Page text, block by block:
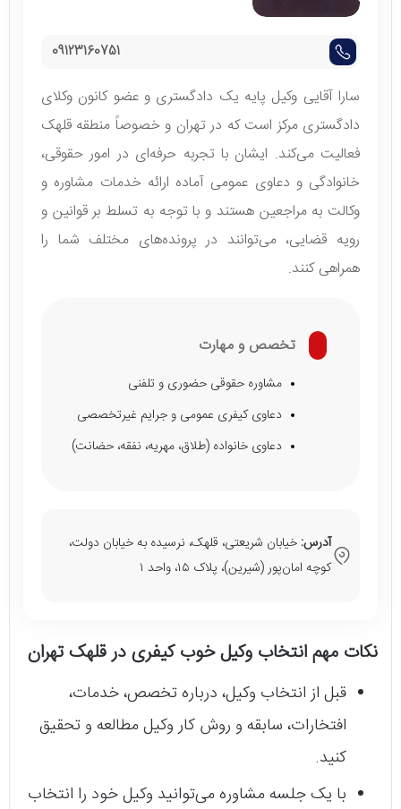
09123160751
سارا آقایی وکیل پایه یک دادگستری و عضو کانون وکلای
دادگستری مرکز است که در تهران و خصوصاً منطقه قلهک
فعالیت می‌کند. ایشان با تجربه حرفه‌ای در امور حقوقی،
خانوادگی و دعاوی عمومی آماده ارائه خدمات مشاوره و
وکالت به مراجعین هستند و با توجه به تسلط بر قوانین و
رویه قضایی، می‌توانند در پرونده‌های مختلف شما را
همراهی کنند.
تخصص و مهارت
مشاوره حقوقی حضوری و تلفنی
دعاوی کیفری عمومی و جرایم غیرتخصصی
دعاوی خانواده (طلاق، مهریه، نفقه، حضانت)
آدرس: خیابان شریعتی، قلهک، نرسیده به خیابان دولت،
کوچه امان‌پور (شیرین)، پلاک ۱۵، واحد ۱
نکات مهم انتخاب وکیل خوب کیفری در قلهک تهران
قبل از انتخاب وکیل، درباره تخصص، خدمات،
افتخارات، سابقه و روش کار وکیل مطالعه و تحقیق
کنید.
با یک جلسه مشاوره می‌توانید وکیل خود را انتخاب